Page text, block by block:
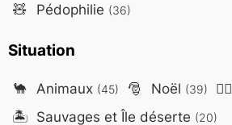
🧸 Pédophilie (36)
Situation
🐪 Animaux (45) 🎅 Noël (39) 🧙‍♂️
🏝️ Sauvages et Île déserte (20)